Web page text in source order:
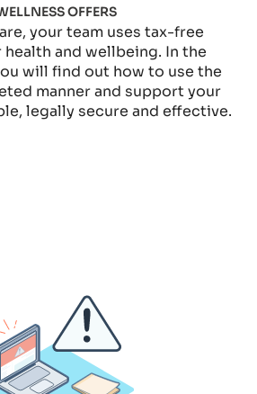
OFFERS
your team uses tax-free
and wellbeing. In the
will find out how to use the
manner and support your
legally secure and effective.